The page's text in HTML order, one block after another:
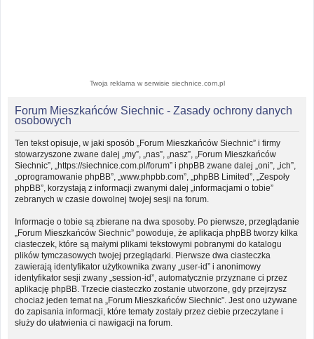
Twoja reklama w serwisie siechnice.com.pl
Forum Mieszkańców Siechnic - Zasady ochrony danych
osobowych
Ten tekst opisuje, w jaki sposób „Forum Mieszkańców Siechnic” i firmy
stowarzyszone zwane dalej „my”, „nas”, „nasz”, „Forum Mieszkańców
Siechnic”, „https://siechnice.com.pl/forum” i phpBB zwane dalej „oni”, „ich”,
„oprogramowanie phpBB”, „www.phpbb.com”, „phpBB Limited”, „Zespoły
phpBB”, korzystają z informacji zwanymi dalej „informacjami o tobie”
zebranych w czasie dowolnej twojej sesji na forum.
Informacje o tobie są zbierane na dwa sposoby. Po pierwsze, przeglądanie
„Forum Mieszkańców Siechnic” powoduje, że aplikacja phpBB tworzy kilka
ciasteczek, które są małymi plikami tekstowymi pobranymi do katalogu
plików tymczasowych twojej przeglądarki. Pierwsze dwa ciasteczka
zawierają identyfikator użytkownika zwany „user-id” i anonimowy
identyfikator sesji zwany „session-id”, automatycznie przyznane ci przez
aplikację phpBB. Trzecie ciasteczko zostanie utworzone, gdy przejrzysz
chociaż jeden temat na „Forum Mieszkańców Siechnic”. Jest ono używane
do zapisania informacji, które tematy zostały przez ciebie przeczytane i
służy do ułatwienia ci nawigacji na forum.